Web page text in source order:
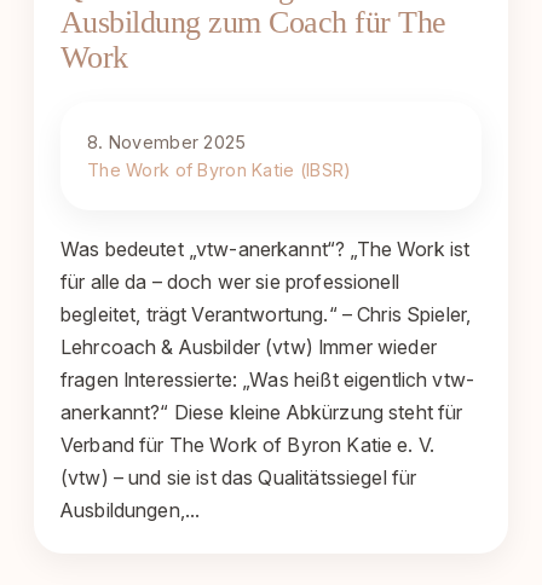
Ausbildung zum Coach für The
Work
8. November 2025
The Work of Byron Katie (IBSR)
Was bedeutet „vtw-anerkannt“? „The Work ist
für alle da – doch wer sie professionell
begleitet, trägt Verantwortung.“ – Chris Spieler,
Lehrcoach & Ausbilder (vtw) Immer wieder
fragen Interessierte: „Was heißt eigentlich vtw-
anerkannt?“ Diese kleine Abkürzung steht für
Verband für The Work of Byron Katie e. V.
(vtw) – und sie ist das Qualitätssiegel für
Ausbildungen,…